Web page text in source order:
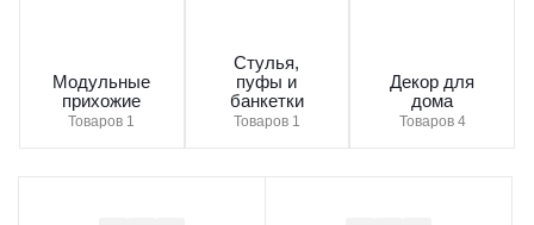
Модульные
прихожие
Товаров 1
Стулья,
пуфы и
банкетки
Товаров 1
Декор для
дома
Товаров 4